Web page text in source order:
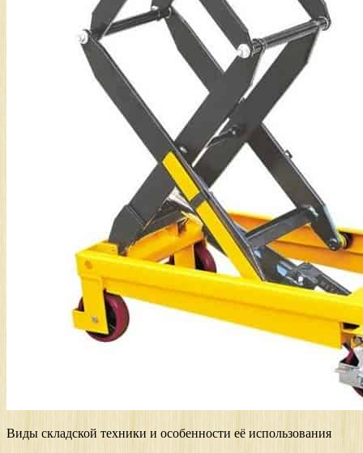
Виды складской техники и особенности её использования